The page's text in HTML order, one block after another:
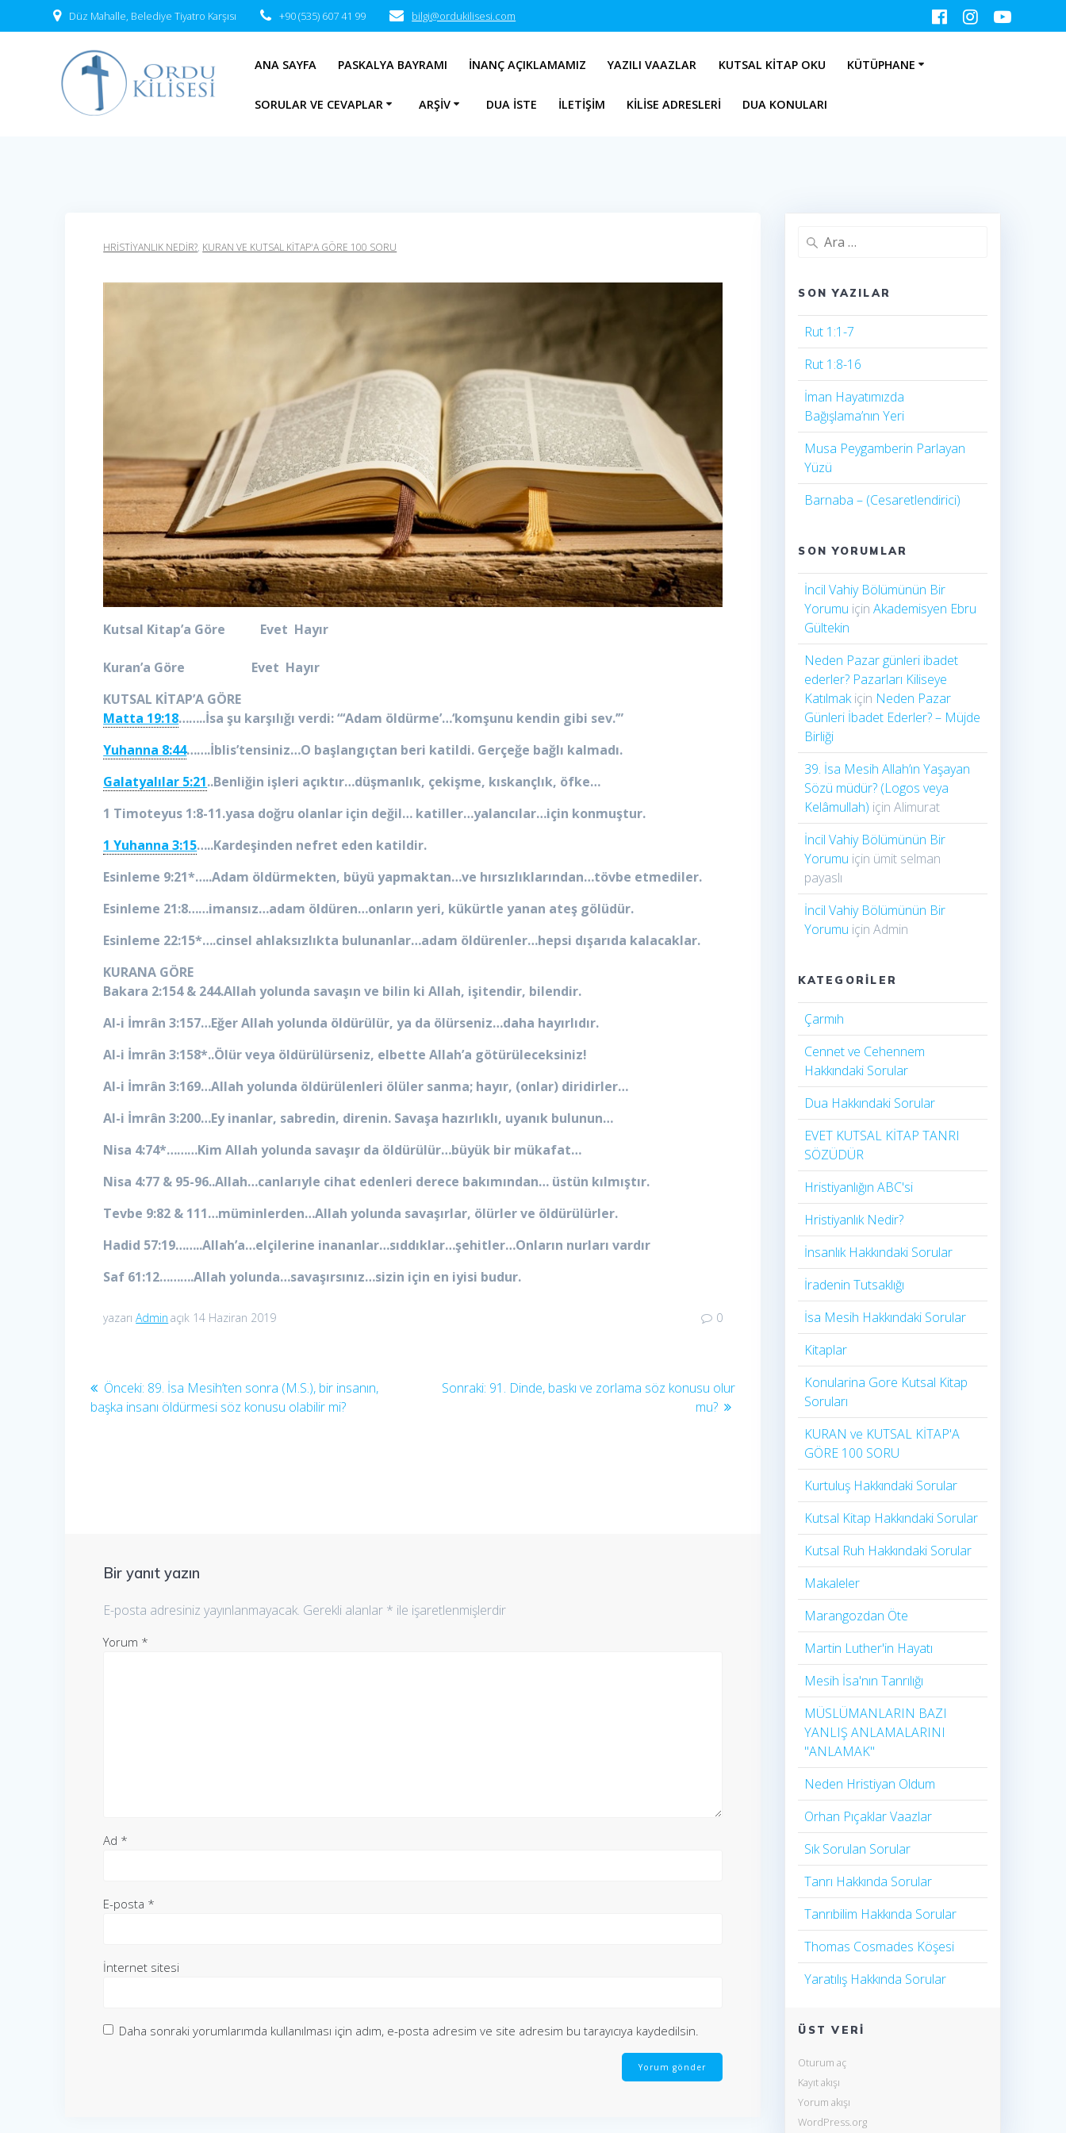
to
Düz Mahalle, Belediye Tiyatro Karşısı +90 (535) 607 41 99 bilgi@ordukilisesi.com
ANA SAYFA PASKALYA BAYRAMI İNANÇ AÇIKLAMAMIZ YAZILI VAAZLAR KUTSAL KITAP OKU KÜTÜPHANE
SORULAR VE CEVAPLAR ARŞIV DUA İSTE İLETIŞIM KILISE ADRESLERI DUA KONULARI
HRISTIYANLIK NEDIR?, KURAN VE KUTSAL KİTAP'A GÖRE 100 SORU
Kutsal Kitap’a Göre Evet Hayır
Kuran’a Göre Evet Hayır
KUTSAL KİTAP’A GÖRE
Matta 19:18……..İsa şu karşılığı verdi: “‘Adam öldürme’…‘komşunu kendin gibi sev.’”
Yuhanna 8:44…….İblis’tensiniz…O başlangıçtan beri katildi. Gerçeğe bağlı kalmadı.
Galatyalılar 5:21..Benliğin işleri açıktır…düşmanlık, çekişme, kıskançlık, öfke…
1 Timoteyus 1:8-11.yasa doğru olanlar için değil… katiller…yalancılar…için konmuştur.
1 Yuhanna 3:15…..Kardeşinden nefret eden katildir.
Esinleme 9:21*…..Adam öldürmekten, büyü yapmaktan…ve hırsızlıklarından…tövbe etmediler.
Esinleme 21:8……imansız…adam öldüren…onların yeri, kükürtle yanan ateş gölüdür.
Esinleme 22:15*….cinsel ahlaksızlıkta bulunanlar…adam öldürenler…hepsi dışarıda kalacaklar.
KURANA GÖRE
Bakara 2:154 & 244.Allah yolunda savaşın ve bilin ki Allah, işitendir, bilendir.
Al-i İmrân 3:157…Eğer Allah yolunda öldürülür, ya da ölürseniz…daha hayırlıdır.
Al-i İmrân 3:158*..Ölür veya öldürülürseniz, elbette Allah’a götürüleceksiniz!
Al-i İmrân 3:169…Allah yolunda öldürülenleri ölüler sanma; hayır, (onlar) diridirler…
Al-i İmrân 3:200…Ey inanlar, sabredin, direnin. Savaşa hazırlıklı, uyanık bulunun…
Nisa 4:74*………Kim Allah yolunda savaşır da öldürülür…büyük bir mükafat…
Nisa 4:77 & 95-96..Allah…canlarıyle cihat edenleri derece bakımından… üstün kılmıştır.
Tevbe 9:82 & 111…müminlerden…Allah yolunda savaşırlar, ölürler ve öldürülürler.
Hadid 57:19……..Allah’a…elçilerine inananlar…sıddıklar…şehitler…Onların nurları vardır
Saf 61:12……….Allah yolunda…savaşırsınız…sizin için en iyisi budur.
yazarıAdmin açık 14 Haziran 2019 0
Yazı
gezinmesi
Önceki: Önceki
yazı:
89. İsa Mesih’ten sonra (M.S.), bir insanın,
başka insanı öldürmesi söz konusu olabilir mi?
Sonraki: Sonraki
91. Dinde, baskı ve zorlama söz konusu olur
mu?
Bir yanıt yazın
E-posta adresiniz yayınlanmayacak. Gerekli alanlar * ile işaretlenmişlerdir
Yorum *
Ad *
E-posta *
İnternet sitesi
Daha sonraki yorumlarımda kullanılması için adım, e-posta adresim ve site adresim bu tarayıcıya kaydedilsin.
Arama:
SON YAZILAR
Rut 1:1-7
Rut 1:8-16
İman Hayatımızda
Bağışlama’nın Yeri
Musa Peygamberin Parlayan
Yüzü
Barnaba – (Cesaretlendirici)
SON YORUMLAR
İncil Vahiy Bölümünün Bir
Yorumu içinAkademisyen Ebru
Gültekin
Neden Pazar günleri ibadet
ederler? Pazarları Kiliseye
Katılmakiçin Neden Pazar
Günleri İbadet Ederler? – Müjde
Birliği
39. İsa Mesih Allah’ın Yaşayan
Sözü müdür? (Logos veya
Kelâmullah) içinAlimurat
İncil Vahiy Bölümünün Bir
Yorumu için ümit selman
payaslı
İncil Vahiy Bölümünün Bir
Yorumu içinAdmin
KATEGORILER
Çarmıh​
Cennet ve Cehennem
Hakkındaki Sorular
Dua Hakkındaki Sorular
EVET KUTSAL KİTAP TANRI
SÖZÜDÜR
Hristiyanlığın ABC'si
Hristiyanlık Nedir?
İnsanlık Hakkındaki Sorular
İradenin Tutsaklığı​
İsa Mesih Hakkındaki Sorular
Kitaplar
Konularina Gore Kutsal Kitap
Soruları
KURAN ve KUTSAL KİTAP'A
GÖRE 100 SORU
Kurtuluş Hakkındaki Sorular
Kutsal Kitap Hakkındaki Sorular
Kutsal Ruh Hakkındaki Sorular
Makaleler
Marangozdan Öte
Martin Luther'in Hayatı​
Mesih İsa'nın Tanrılığı​
MÜSLÜMANLARIN BAZI
YANLIŞ ANLAMALARINI
"ANLAMAK"
Neden Hristiyan Oldum​
Orhan Pıçaklar Vaazlar
Sık Sorulan Sorular
Tanrı Hakkında Sorular
Tanrıbilim Hakkında Sorular
Thomas Cosmades Köşesi
Yaratılış Hakkında Sorular
ÜST VERI
Oturum aç
Kayıt akışı
Yorum akışı
WordPress.org